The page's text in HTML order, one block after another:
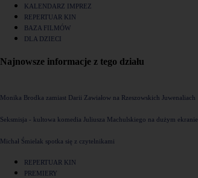
KALENDARZ IMPREZ
REPERTUAR KIN
BAZA FILMÓW
DLA DZIECI
Najnowsze informacje z tego działu
Monika Brodka zamiast Darii Zawiałow na Rzeszowskich Juwenaliach
Seksmisja - kultowa komedia Juliusza Machulskiego na dużym ekranie
Michał Śmielak spotka się z czytelnikami
REPERTUAR KIN
PREMIERY